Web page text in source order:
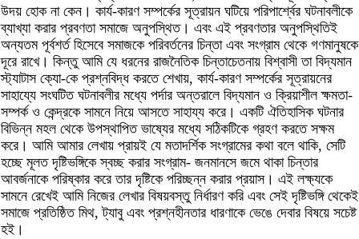
উদয় হোক না কেন। কার্য-কারণ সম্পর্কের সূত্রায়ন ঘটিয়ে পরিপার্শ্বের ঘটনাবলীকে
ব্যাখ্যা করার প্রবণতা সমাজে অনুপস্থিত। এবং এই প্রবণতার অনুপস্থিতিই
অন্যতম পূর্বশর্ত হিসেবে সমাজকে পরিবর্তনের চিন্তা এবং সংগ্রাম থেকে গণমানুষকে
দূরে রাখে। কিন্তু আমি যে ধরনের রাজনৈতিক চিন্তাচেতনায় বিশ্বাসী তা বিদ্যমান
স্ট্যাটাস ক্যো-কে প্রশ্নবিদ্ধ করতে শেখায়, কার্য-কারণ সম্পর্কের সূত্রায়নের
সাহায্যে সংঘটিত ঘটনাবলীর মধ্যে পর্দার অন্তরালে বিদ্যমান ও ক্রিয়াশীল ক্ষমতা-
সম্পর্ক ও কেন্দ্রকে সামনে নিয়ে আসতে সাহায্য করে। একটি ঐতিহাসিক ঘটনার
বিভিন্ন মহল থেকে উপস্থাপিত ভাষ্যের মধ্যে সঠিকটিকে গ্রহণ করতে সক্ষম
করে। আমি আমার লেখায় প্রায়ই যে মতাদর্শিক সংগ্রামের কথা বলে থাকি, সেটি
হচ্ছে মূলত দৃষ্টিভঙ্গিকে স্বচ্ছ করার সংগ্রাম- জনমানসে জমে থাকা চিন্তার
আবর্জনাকে পরিষ্কার করে তার দৃষ্টিকে পরিচ্ছন্ন করার প্রয়াস। এই লক্ষ্যকে
সামনে রেখেই আমি নিজের লেখার বিষয়বস্তু নির্ধারণ করি এবং সেই দৃষ্টিভঙ্গি থেকেই
সমাজে প্রতিষ্ঠিত মিথ, ট্যাবু এবং প্রশ্নহীনতার ধারণাকে ভেঙে দেবার বিষয়ে সচেষ্ট
হই।